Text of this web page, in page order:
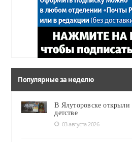
Популярные за неделю
В Ялуторовске открыли
детстве
03 августа 2026